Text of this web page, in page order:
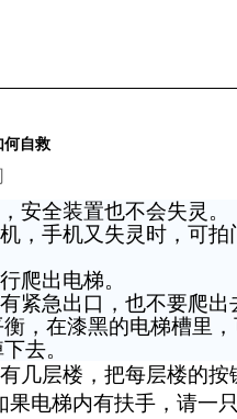
何自救
安全装置也不会失灵。
，手机又失灵时，可拍
爬出电梯。
紧急出口，也不要爬出
，在漆黑的电梯槽里
去。
几层楼，把每层楼的按
果电梯内有扶手，请一